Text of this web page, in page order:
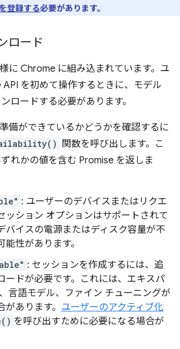
登録する必要があります。
ロード
に Chrome に組み込まれています。ユ
を初めて操作するときに、モデル
ロードする必要があります。
備ができているかどうかを確認するに
関数を呼び出します。こ
れかの値を含む Promise を返しま
: ユーザーのデバイスまたはリクエ
ッション オプションはサポートされて
バイスの電源またはディスク容量が不
能性があります。
: セッションを作成するには、追
ードが必要です。これには、エキスパ
言語モデル、ファイン チューニングが
あります。 ユーザーのアクティブ化
を呼び出すために必要になる場合が